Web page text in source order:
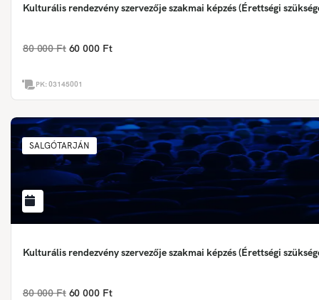
Kulturális rendezvény szervezője szakmai képzés (Érettségi
80 000 Ft 60 000 Ft
PK:03145001
SALGÓTARJÁN
Kulturális rendezvény szervezője szakmai képzés (Érettségi
80 000 Ft 60 000 Ft